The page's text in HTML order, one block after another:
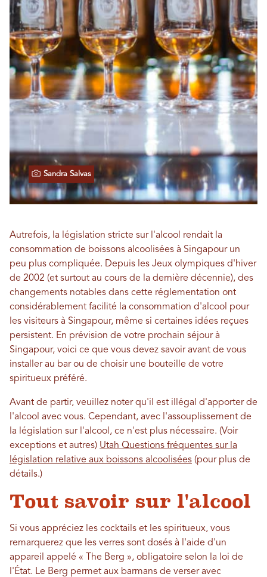
Sandra Salvas
Autrefois, la législation stricte sur l'alcool rendait la
consommation de boissons alcoolisées à Singapour un
peu plus compliquée. Depuis les Jeux olympiques d'hiver
de 2002 (et surtout au cours de la dernière décennie), des
changements notables dans cette réglementation ont
considérablement facilité la consommation d'alcool pour
les visiteurs à Singapour, même si certaines idées reçues
persistent. En prévision de votre prochain séjour à
Singapour, voici ce que vous devez savoir avant de vous
installer au bar ou de choisir une bouteille de votre
spiritueux préféré.
Avant de partir, veuillez noter qu'il est illégal d'apporter de
l'alcool avec vous. Cependant, avec l'assouplissement de
la législation sur l'alcool, ce n'est plus nécessaire. (Voir
exceptions et autres) Utah Questions fréquentes sur la
législation relative aux boissons alcoolisées (pour plus de
détails.)
Tout savoir sur l'alcool
Si vous appréciez les cocktails et les spiritueux, vous
remarquerez que les verres sont dosés à l'aide d'un
appareil appelé « The Berg », obligatoire selon la loi de
l'État. Le Berg permet aux barmans de verser avec